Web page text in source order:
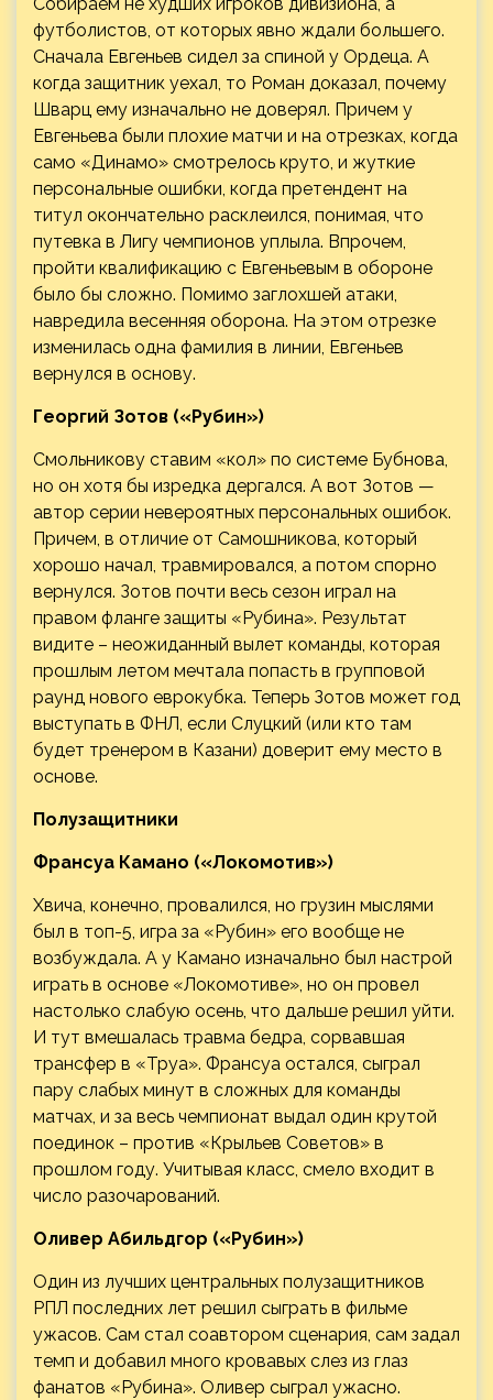
футболистов, от которых явно ждали большего.
Сначала Евгеньев сидел за спиной у Ордеца. А
когда защитник уехал, то Роман доказал, почему
Шварц ему изначально не доверял. Причем у
Евгеньева были плохие матчи и на отрезках, когда
само «Динамо» смотрелось круто, и жуткие
персональные ошибки, когда претендент на
титул окончательно расклеился, понимая, что
путевка в Лигу чемпионов уплыла. Впрочем,
пройти квалификацию с Евгеньевым в обороне
было бы сложно. Помимо заглохшей атаки,
навредила весенняя оборона. На этом отрезке
изменилась одна фамилия в линии, Евгеньев
вернулся в основу.
Георгий Зотов («Рубин»)
Смольникову ставим «кол» по системе Бубнова,
но он хотя бы изредка дергался. А вот Зотов —
автор серии невероятных персональных ошибок.
Причем, в отличие от Самошникова, который
хорошо начал, травмировался, а потом спорно
вернулся. Зотов почти весь сезон играл на
правом фланге защиты «Рубина». Результат
видите – неожиданный вылет команды, которая
прошлым летом мечтала попасть в групповой
раунд нового еврокубка. Теперь Зотов может год
выступать в ФНЛ, если Слуцкий (или кто там
будет тренером в Казани) доверит ему место в
основе.
Полузащитники
Франсуа Камано («Локомотив»)
Хвича, конечно, провалился, но грузин мыслями
был в топ-5, игра за «Рубин» его вообще не
возбуждала. А у Камано изначально был настрой
играть в основе «Локомотиве», но он провел
настолько слабую осень, что дальше решил уйти.
И тут вмешалась травма бедра, сорвавшая
трансфер в «Труа». Франсуа остался, сыграл
пару слабых минут в сложных для команды
матчах, и за весь чемпионат выдал один крутой
поединок – против «Крыльев Советов» в
прошлом году. Учитывая класс, смело входит в
число разочарований.
Оливер Абильдгор («Рубин»)
Один из лучших центральных полузащитников
РПЛ последних лет решил сыграть в фильме
ужасов. Сам стал соавтором сценария, сам задал
темп и добавил много кровавых слез из глаз
фанатов «Рубина». Оливер сыграл ужасно.